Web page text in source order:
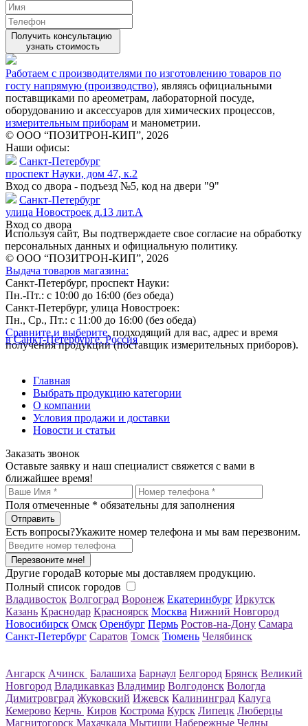
Получить консультацию
узнать стоимость
Работаем с производителями по изготовлению товаров по
госту напрямую (производство), являясь официальными
поставщиками по ареометрам, лабораторной посуде,
оборудованию и аксессуаров для химических процессов,
измерительным приборам и манометрии.
© ООО “ПОЗИТРОН-КИП”, 2026
Наши офисы:
Санкт-Петербург
проспект Науки, дом 47, к.2
Вход со двора - подъезд №5, код на двери "9"
Санкт-Петербург
улица Новостроек д.13 лит.А
Вход со двора
Используя сайт, Вы подтверждаете свое согласие на обработку
персональных данных и официальную политику.
© ООО “ПОЗИТРОН-КИП”, 2026
Выдача товаров магазина:
Санкт-Петербург, проспект Науки:
Пн.-Пт.: с 10:00 до 16:00 (без обеда)
Санкт-Петербург, улица Новостроек:
Пн., Ср., Пт.: с 11:00 до 16:00 (без обеда)
Сравните и выберите, подходящий для вас, адрес и время
получения продукции (поставщик измерительных приборов).
в Санкт-Петербурге, Россия
Главная
Выбрать продукцию категории
О компании
Условия продажи и доставки
Новости и статьи
Заказать звонок
Оставьте заявку и наш специалист свяжется с вами в
ближайшее время!
Поля отмеченные * обязательны для заполнения
Есть вопросы?Укажите номер телефона и мы вам перезвоним.
Перезвоните мне!
Другие городаВ которые мы доставляем продукцию.
Полный список городов
Владивосток Волгоград Воронеж Екатеринбург Иркутск
Казань Краснодар Красноярск Москва Нижний Новгород
Новосибирск Омск Оренбург Пермь Ростов-на-Дону Самара
Санкт-Петербург Саратов Томск Тюмень Челябинск
Ангарск Ачинск Балашиха Барнаул Белгород Брянск Великий
Новгород Владикавказ Владимир Волгодонск Вологда
Димитровград Жуковский Ижевск Калининград Калуга
Кемерово Керчь Киров Кострома Курск Липецк Люберцы
Магнитогорск Махачкала Мытищи Набережные Челны